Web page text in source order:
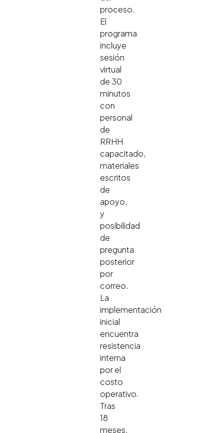
proceso.
El
programa
incluye
sesión
virtual
de 30
minutos
con
personal
de
RRHH
capacitado,
materiales
escritos
de
apoyo,
y
posibilidad
de
pregunta
posterior
por
correo.
La
implementación
inicial
encuentra
resistencia
interna
por el
costo
operativo.
Tras
18
meses,